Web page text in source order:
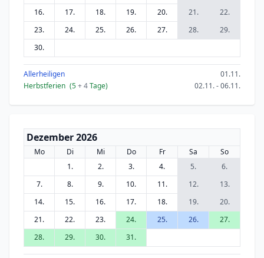
16.
17. 18. 19. 20. 21.
22.
23.
24. 25. 26. 27. 28.
29.
30.
Allerheiligen
01.11.
Herbstferien (5+ 4Tage) 02.11. - 06.11.
Dezember 2026
Mo Di Mi Do Fr Sa
So
1.
2. 3. 4. 5.
6.
7.
8. 9. 10. 11. 12.
13.
14.
15. 16. 17. 18. 19.
20.
21.
22. 23. 24. 25. 26.
27.
28.
29. 30. 31.